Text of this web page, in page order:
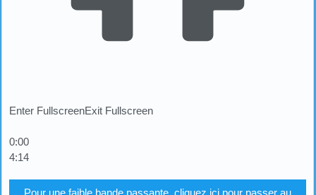
Enter FullscreenExit Fullscreen
0:00
4:14
Pour une faible bande passante, cliquez ici pour passer au